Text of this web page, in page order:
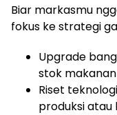
Biar markasmu
fokus ke strategi
Upgrade
stok
Riset
produksi atau